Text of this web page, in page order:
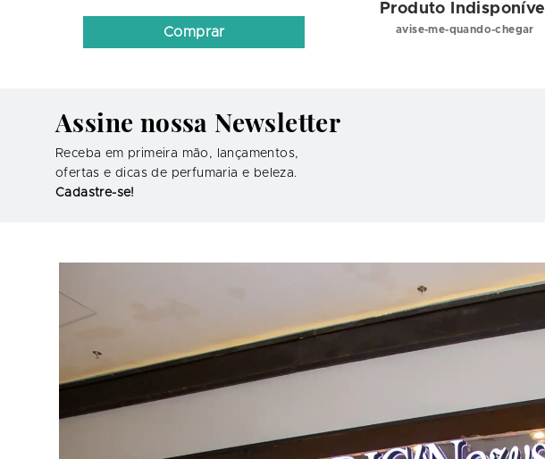
Comprar
Produto Indisponível
avise-me-quando-chegar
Assine nossa Newsletter
Receba em primeira mão, lançamentos,
ofertas e dicas de perfumaria e beleza.
Cadastre-se!